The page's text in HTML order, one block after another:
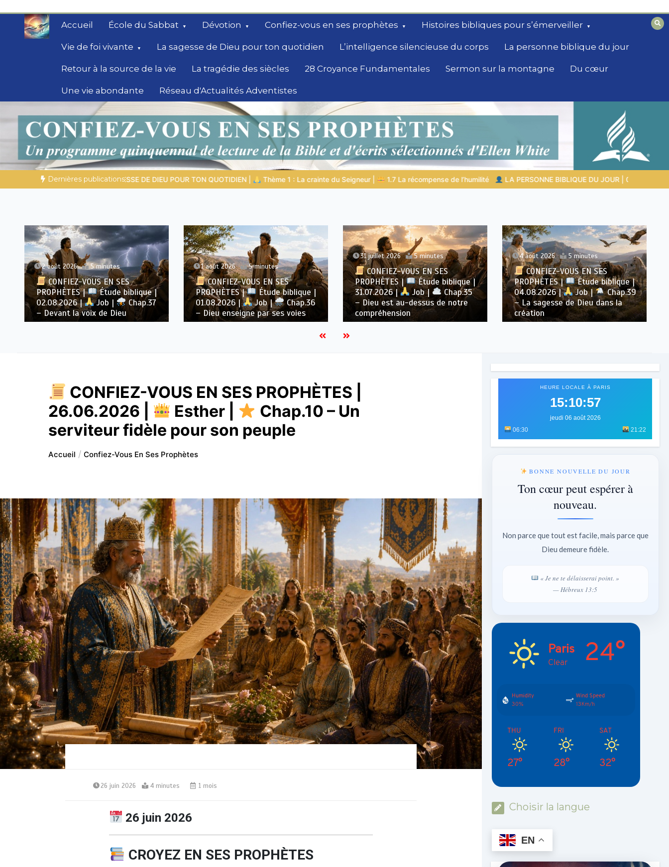
contenu
Accueil École du Sabbat Dévotion Confiez-vous en ses prophètes Histoires bibliques pour s’émerveiller
Vie de foi vivante La sagesse de Dieu pour ton quotidien L’intelligence silencieuse du corps La personne biblique du jour
Retour à la source de la vie La tragédie des siècles 28 Croyance Fundamentales Sermon sur la montagne Du cœur
Une vie abondante Réseau d'Actualités Adventistes
Secrets de la Bible
Des éclairages bibliques pour ceux qui cherchent un
chemin
Dernières publications
POUR TON QUOTIDIEN | Thème 1 : La crainte du Seigneur | 1.7 La récompense de l’humilité LA PERSONNE BIBLIQUE DU JOUR | 04.08.2026 | Melchisédek – le roi de paix et prêtre du
2 août 2026 5 minutes
CONFIEZ-VOUS EN SES
PROPHÈTES |
Étude biblique |
02.08.2026 |
Job |
Chap.37
– Devant la voix de Dieu
1 août 2026 5 minutes
CONFIEZ-VOUS EN SES
PROPHÈTES |
Étude biblique |
01.08.2026 |
Job |
Chap.36
– Dieu enseigne par ses voies
31 juillet 2026 5 minutes
CONFIEZ-VOUS EN SES
PROPHÈTES |
Étude biblique |
31.07.2026 |
Job |
Chap.35
– Dieu est au-dessus de notre
compréhension
4 août 2026 5 minutes
CONFIEZ-VOUS EN SES
PROPHÈTES |
Étude biblique |
04.08.2026 |
Job |
Chap.39
– La sagesse de Dieu dans la
création
CONFIEZ-VOUS EN SES PROPHÈTES |
26.06.2026 |
Esther |
Chap.10 – Un
serviteur fidèle pour son peuple
Accueil Confiez-Vous En Ses Prophètes
26 juin 2026 4 minutes 1 mois
26 juin 2026
CROYEZ EN SES PROPHÈTES
HEURE LOCALE À PARIS
15:10:59
jeudi 06 août 2026
06:30
21:22
BONNE NOUVELLE DU JOUR
Ton cœur peut espérer à
nouveau.
Non parce que tout est facile, mais parce que
Dieu demeure fidèle.
« Je ne te délaisserai point. »
— Hébreux 13:5
Paris
Clear 24°
Humidity
30%
Wind Speed
13Km/h
THU
27°
FRI
28°
SAT
32°
Choisir la langue
EN